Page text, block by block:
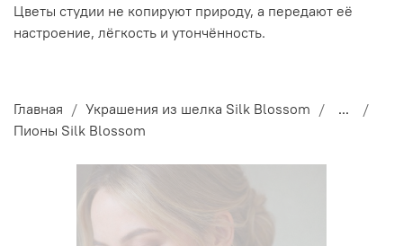
Цветы студии не копируют природу, а передают её
настроение, лёгкость и утончённость.
Главная Украшения из шелка Silk Blossom
...
Пионы Silk Blossom